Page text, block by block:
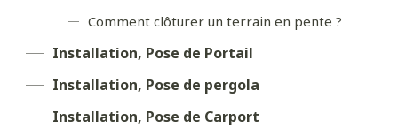
Comment clôturer un terrain en pente ?
Installation, Pose de Portail
Installation, Pose de pergola
Installation, Pose de Carport